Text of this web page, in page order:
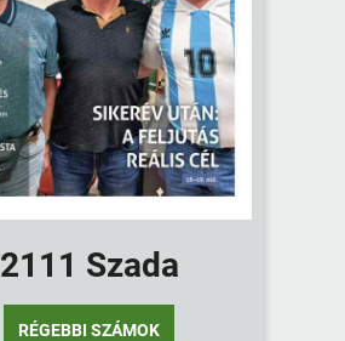
2111 Szada
RÉGEBBI SZÁMOK